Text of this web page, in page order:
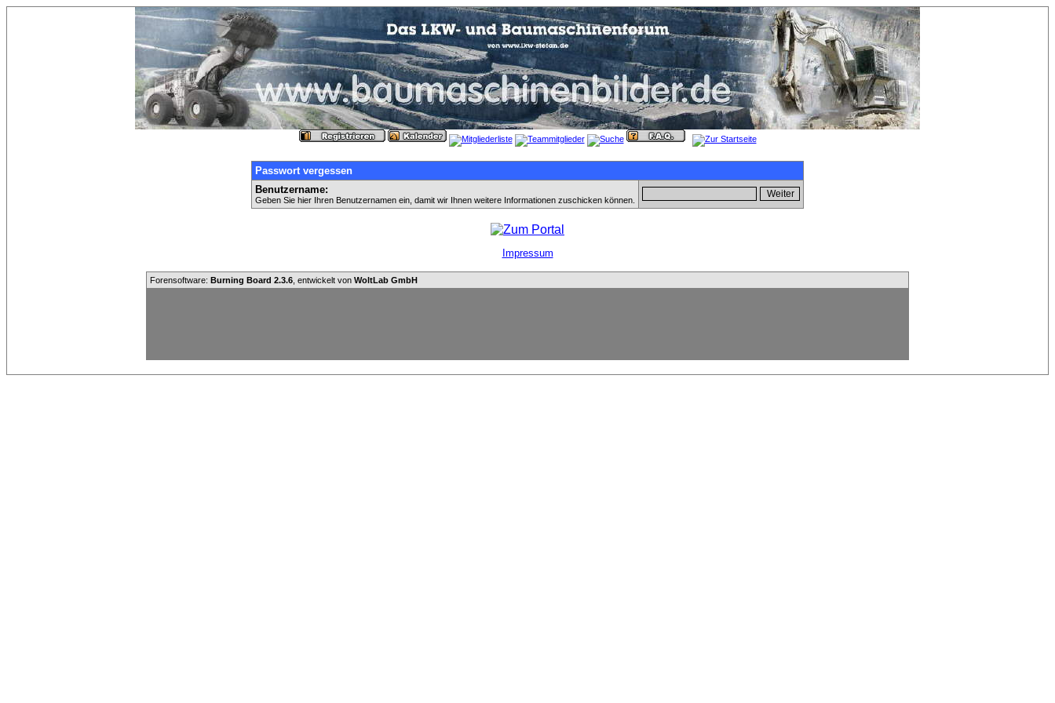
Passwort vergessen
Benutzername:
Geben Sie hier Ihren Benutzernamen ein, damit wir Ihnen weitere Informationen zuschicken können.
Impressum
Forensoftware: Burning Board 2.3.6 , entwickelt von WoltLab GmbH